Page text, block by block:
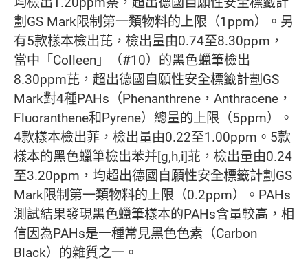
劃GS Mark限制第一類物料的上限（1ppm）。另
有5款樣本檢出芘，檢出量由0.74至8.30ppm，
當中「Colleen」（#10）的黑色蠟筆檢出
8.30ppm芘，超出德國自願性安全標籤計劃GS
Mark對4種PAHs（Phenanthrene，Anthracene，
Fluoranthene和Pyrene）總量的上限（5ppm）。
4款樣本檢出菲，檢出量由0.22至1.00ppm。5款
樣本的黑色蠟筆檢出苯并[g,h,i]苝，檢出量由0.24
至3.20ppm，均超出德國自願性安全標籤計劃GS
Mark限制第一類物料的上限（0.2ppm）。PAHs
測試結果發現黑色蠟筆樣本的PAHs含量較高，相
信因為PAHs是一種常見黑色色素（Carbon
Black）的雜質之一。